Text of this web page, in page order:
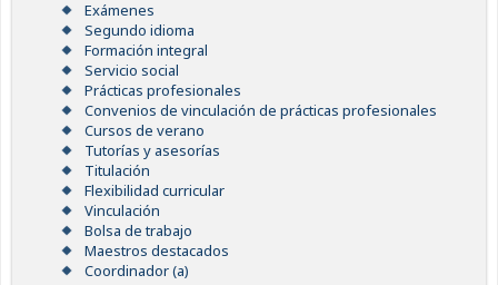
Exámenes
Segundo idioma
Formación integral
Servicio social
Prácticas profesionales
Convenios de vinculación de prácticas profesionales
Cursos de verano
Tutorías y asesorías
Titulación
Flexibilidad curricular
Vinculación
Bolsa de trabajo
Maestros destacados
Coordinador (a)